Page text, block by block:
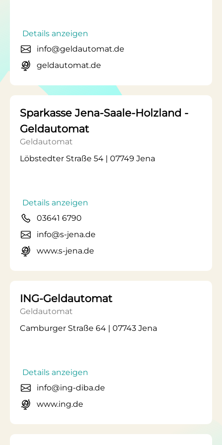
Details anzeigen
info@geldautomat.de
geldautomat.de
Sparkasse Jena-Saale-Holzland -
Geldautomat
Geldautomat
Löbstedter Straße 54 | 07749 Jena
Details anzeigen
03641 6790
info@s-jena.de
www.s-jena.de
ING-Geldautomat
Geldautomat
Camburger Straße 64 | 07743 Jena
Details anzeigen
info@ing-diba.de
www.ing.de